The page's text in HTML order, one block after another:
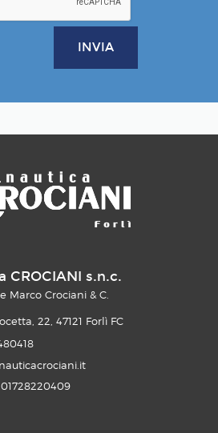
INVIA
CROCIANI s.n.c.
Marco Crociani & C.
22, 47121 Forlì FC
01728220409